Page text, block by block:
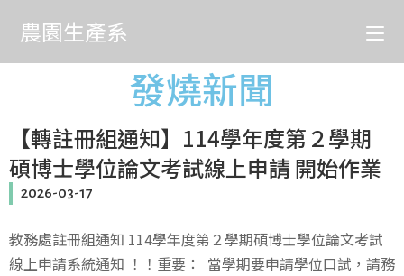
農園生產系
發燒新聞
【轉註冊組通知】114學年度第２學期
碩博士學位論文考試線上申請 開始作業
2026-03-17
教務處註冊組通知 114學年度第２學期碩博士學位論文考試
線上申請系統通知 ！！重要： 當學期要申請學位口試，請務